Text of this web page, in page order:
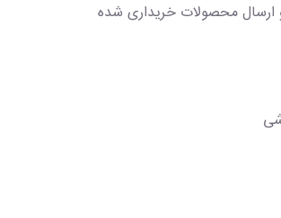
ارسال محصولات خریداری شده